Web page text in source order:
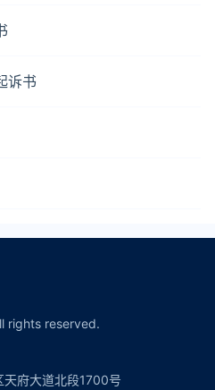
诉书
rights reserved.
天府大道北段1700号